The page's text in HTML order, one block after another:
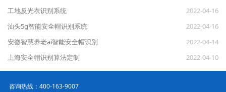
工地反光衣识别系统
2022-04-16
汕头5g智能安全帽识别系统
2022-04-16
安徽智慧养老ai智能安全帽识别
2022-04-14
上海安全帽识别算法定制
2022-04-10
咨询热线：400-163-9007